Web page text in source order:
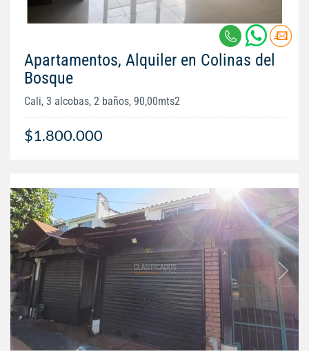
Apartamentos, Alquiler en Colinas del
Bosque
Cali, 3 alcobas, 2 baños, 90,00mts2
$1.800.000